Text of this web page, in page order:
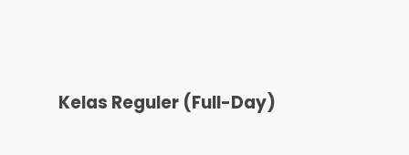
Kelas Reguler (Full-Day)